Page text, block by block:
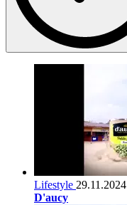
Lifestyle 29.11.2024
D'aucy